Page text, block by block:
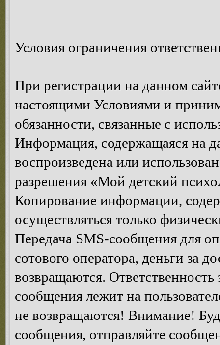
Условия ограничения
При регистрации на данном
настоящими Условиями и
обязанности, связанные с
Информация, содержащаяся на
воспроизведена или
разрешения «Мой детский
Копирование информации,
осуществляться только
Передача SMS-сообщения для
сотового оператора, деньги за
возвращаются. Ответственность
сообщения лежит на
не возвращаются! Внимание!
сообщения, отправляйте